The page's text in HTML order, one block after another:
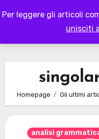
Per leggere gli articoli
unisciti
to
Homepage Gli ultimi
analisi